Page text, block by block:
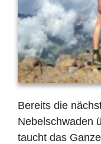
Bereits die
Nebelschwaden
taucht das